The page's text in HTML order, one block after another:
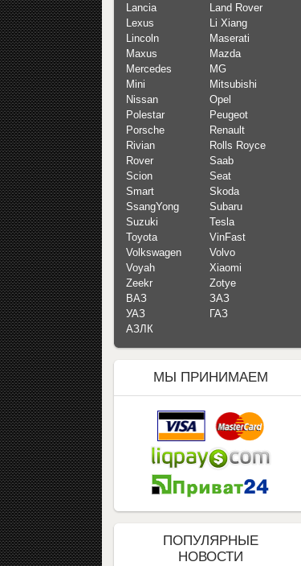
Lancia
Land Rover
Lexus
Li Xiang
Lincoln
Maserati
Maxus
Mazda
Mercedes
MG
Mini
Mitsubishi
Nissan
Opel
Polestar
Peugeot
Porsche
Renault
Rivian
Rolls Royce
Rover
Saab
Scion
Seat
Smart
Skoda
SsangYong
Subaru
Suzuki
Tesla
Toyota
VinFast
Volkswagen
Volvo
Voyah
Xiaomi
Zeekr
Zotye
ВАЗ
ЗАЗ
УАЗ
ГАЗ
АЗЛК
МЫ ПРИНИМАЕМ
ПОПУЛЯРНЫЕ
НОВОСТИ